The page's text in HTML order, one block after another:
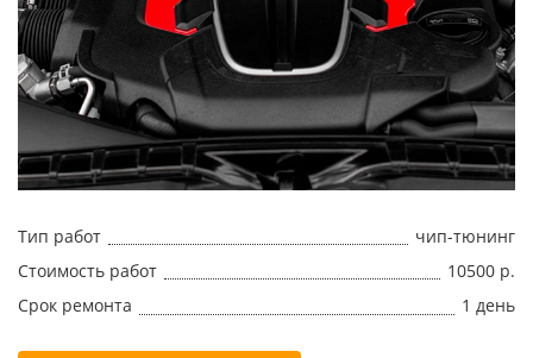
Тип работ
чип-тюнинг
Стоимость работ
10500 р.
Срок ремонта
1 день